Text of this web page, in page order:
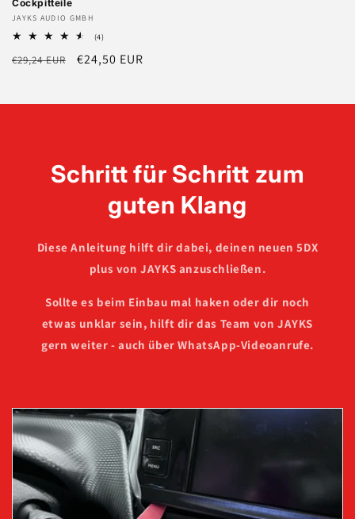
Cockpitteile
Anbieter:
JAYKS AUDIO GMBH
(4)4
insgesamt
Normaler
€29,24 EUR Verkaufspreis
€24,50 EUR
Schritt für Schritt zum
guten Klang
Diese Anleitung hilft dir dabei, deinen neuen 5DX
plus von JAYKS anzuschließen.
Sollte es beim Einbau mal haken oder dir noch
etwas unklar sein, hilft dir das Team von JAYKS
gern weiter - auch über WhatsApp-Videoanrufe.